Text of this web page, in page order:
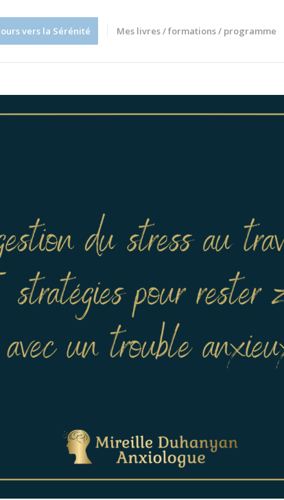
vers la Sérénité Mes livres / formations / programme